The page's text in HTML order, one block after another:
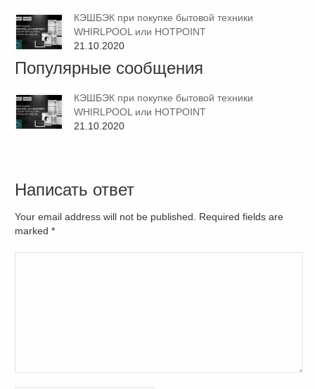
КЭШБЭК при покупке бытовой техники
WHIRLPOOL или HOTPOINT
21.10.2020
Популярные сообщения
КЭШБЭК при покупке бытовой техники
WHIRLPOOL или HOTPOINT
21.10.2020
Написать ответ
Your email address will not be published. Required fields are
marked*